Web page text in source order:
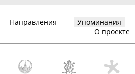
Направления Упоминания
О проекте